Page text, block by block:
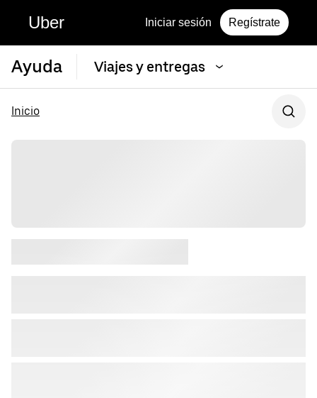
Uber Iniciar sesión Regístrate
Ayuda Viajes y entregas
Inicio